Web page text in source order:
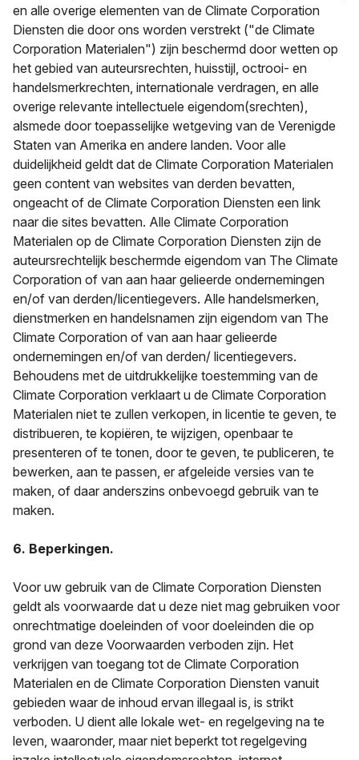
en alle overige elementen van de Climate Corporation
Diensten die door ons worden verstrekt ("de Climate
Corporation Materialen") zijn beschermd door wetten op
het gebied van auteursrechten, huisstijl, octrooi- en
handelsmerkrechten, internationale verdragen, en alle
overige relevante intellectuele eigendom(srechten),
alsmede door toepasselijke wetgeving van de Verenigde
Staten van Amerika en andere landen. Voor alle
duidelijkheid geldt dat de Climate Corporation Materialen
geen content van websites van derden bevatten,
ongeacht of de Climate Corporation Diensten een link
naar die sites bevatten. Alle Climate Corporation
Materialen op de Climate Corporation Diensten zijn de
auteursrechtelijk beschermde eigendom van The Climate
Corporation of van aan haar gelieerde ondernemingen
en/of van derden/licentiegevers. Alle handelsmerken,
dienstmerken en handelsnamen zijn eigendom van The
Climate Corporation of van aan haar gelieerde
ondernemingen en/of van derden/ licentiegevers.
Behoudens met de uitdrukkelijke toestemming van de
Climate Corporation verklaart u de Climate Corporation
Materialen niet te zullen verkopen, in licentie te geven, te
distribueren, te kopiëren, te wijzigen, openbaar te
presenteren of te tonen, door te geven, te publiceren, te
bewerken, aan te passen, er afgeleide versies van te
maken, of daar anderszins onbevoegd gebruik van te
maken.
6. Beperkingen.
Voor uw gebruik van de Climate Corporation Diensten
geldt als voorwaarde dat u deze niet mag gebruiken voor
onrechtmatige doeleinden of voor doeleinden die op
grond van deze Voorwaarden verboden zijn. Het
verkrijgen van toegang tot de Climate Corporation
Materialen en de Climate Corporation Diensten vanuit
gebieden waar de inhoud ervan illegaal is, is strikt
verboden. U dient alle lokale wet- en regelgeving na te
leven, waaronder, maar niet beperkt tot regelgeving